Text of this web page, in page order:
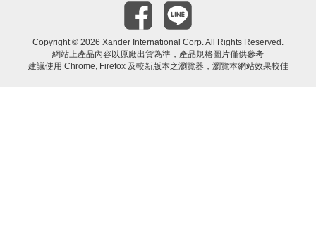
Copyright © 2026 Xander International Corp. All Rights Reserved.
網站上產品內容以原廠出貨為準，產品規格圖片僅供參考
建議使用 Chrome, Firefox 及較新版本之瀏覽器，瀏覽本網站效果較佳